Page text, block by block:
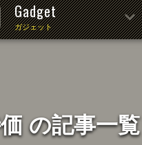
Gadget
ガジェット
の記事一覧